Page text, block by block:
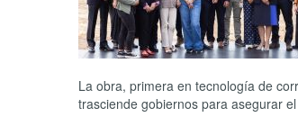
La obra, primera en tecnología de
trasciende gobiernos para asegurar